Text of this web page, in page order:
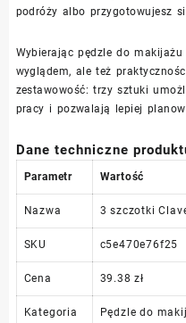
podróży albo przygotowujesz
Wybierając pędzle do
wyglądem, ale też
zestawowość: trzy sztuki
pracy i pozwalają lepiej
Dane techniczne
Parametr Wartość
Nazwa 3 szczotki
SKU c5e470e76f25
Cena 39.38 zł
Kategoria
Pędzle do